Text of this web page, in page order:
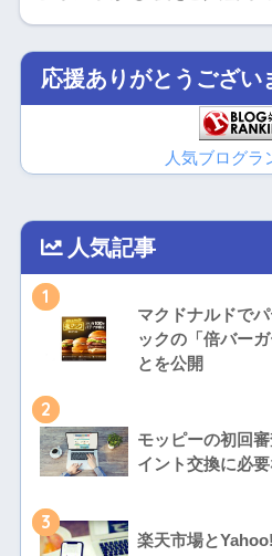
応援ありがとうござい
人気ブログラ
人気記事
1
マクドナルドで
ックの「倍バー
とを公開
2
モッピーの初回
イント交換に必
3
楽天市場と